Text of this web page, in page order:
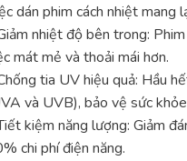
dán phim cách nhiệt mang
nhiệt độ bên trong:
mát mẻ và thoải mái hơn.
tia UV hiệu quả: Hầu
và UVB), bảo vệ sức
kiệm năng lượng: Giảm
chi phí điện năng.